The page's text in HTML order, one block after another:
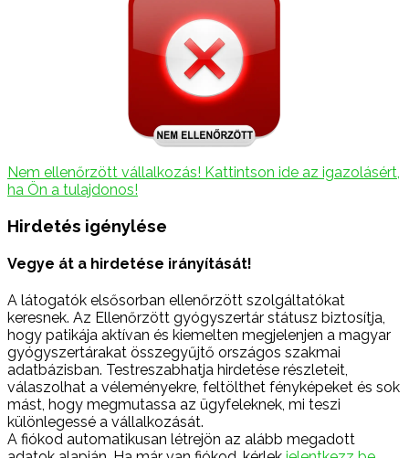
Nem ellenőrzött vállalkozás! Kattintson ide az igazolásért,
ha Ön a tulajdonos!
Hirdetés igénylése
Vegye át a hirdetése irányítását!
A látogatók elsősorban ellenőrzött szolgáltatókat
keresnek. Az Ellenőrzött gyógyszertár státusz biztosítja,
hogy patikája aktívan és kiemelten megjelenjen a magyar
gyógyszertárakat összegyűjtő országos szakmai
adatbázisban. Testreszabhatja hirdetése részleteit,
válaszolhat a véleményekre, feltölthet fényképeket és sok
mást, hogy megmutassa az ügyfeleknek, mi teszi
különlegessé a vállalkozását.
A fiókod automatikusan létrejön az alább megadott